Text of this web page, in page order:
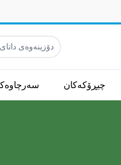
دۆزينه‌وه‌ى داتاى
چیڕۆکەکان